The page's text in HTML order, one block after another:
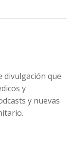
divulgación que
y
y nuevas